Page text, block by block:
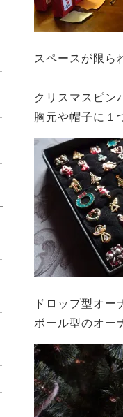
スペースが限ら
クリスマスピ
胸元や帽子に１
ドロップ型オ
ボール型のオー